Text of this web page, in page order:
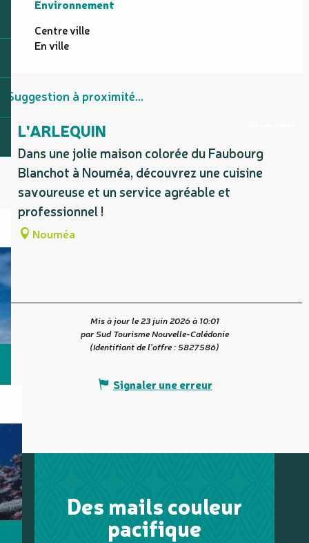
Environnement
Environnement
Centre ville
En ville
Suggestion à proximité...
L'ARLEQUIN
Dans une jolie maison colorée du Faubourg
Blanchot à Nouméa, découvrez une cuisine
savoureuse et un service agréable et
professionnel !
Nouméa
Mis à jour le 23 juin 2026 à 10:01
par Sud Tourisme Nouvelle-Calédonie
(Identifiant de l'offre :5827586)
Signaler une erreur
Des mails couleur
pacifique